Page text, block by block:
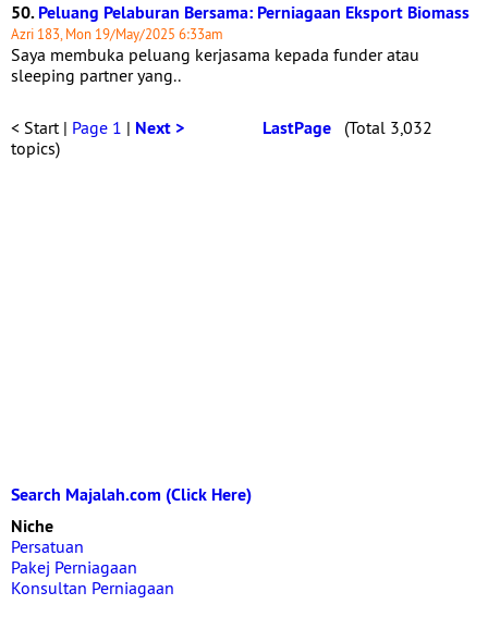
50.Peluang Pelaburan Bersama: Perniagaan Eksport Biomass
Azri 183, Mon 19/May/2025 6:33am
Saya membuka peluang kerjasama kepada funder atau
sleeping partner yang..
< Start | Page 1 | Next > LastPage (Total 3,032
topics)
Search Majalah.com (Click Here)
Niche
Persatuan
Pakej Perniagaan
Konsultan Perniagaan